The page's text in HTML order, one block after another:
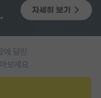
에 달린
보세요